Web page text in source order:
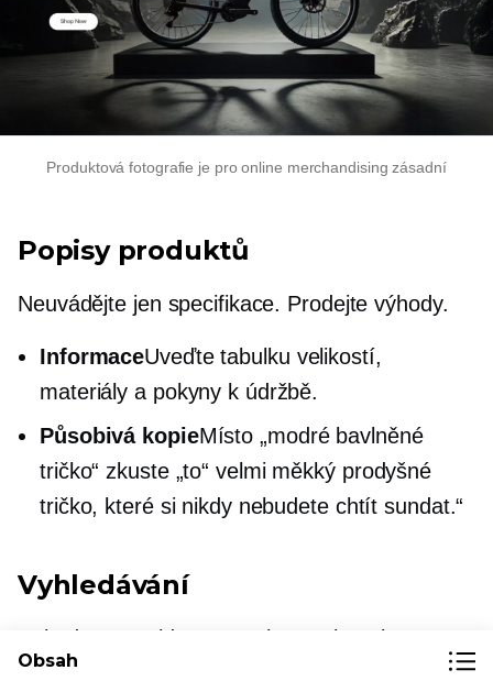
Produktová fotografie je pro online merchandising zásadní
Popisy produktů
Neuvádějte jen specifikace. Prodejte výhody.
InformaceUveďte tabulku velikostí,
materiály a pokyny k údržbě.
Působivá kopieMísto „modré bavlněné
tričko“ zkuste „to“ velmi měkkýprodyšné
tričko, které si nikdy nebudete chtít sundat.“
Vyhledávání
Pokud to nenajdou, nemohou to koupit.
Obsah